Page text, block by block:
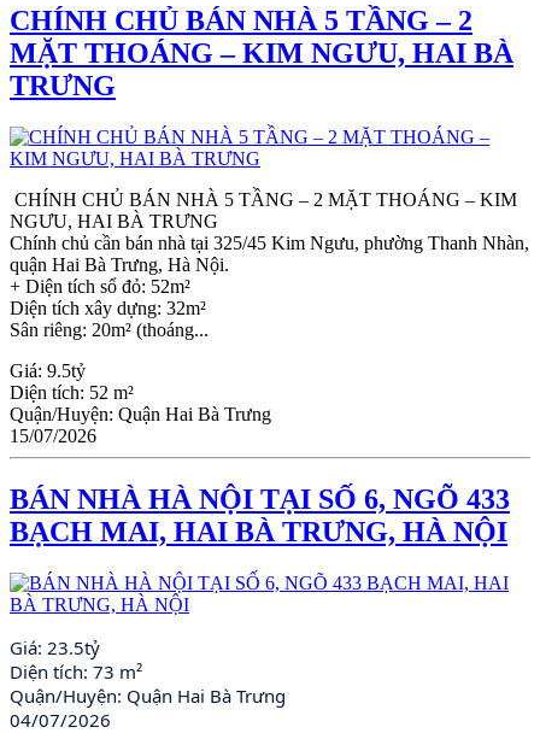
CHÍNH CHỦ BÁN NHÀ 5 TẦNG – 2
MẶT THOÁNG – KIM NGƯU, HAI BÀ
TRƯNG
CHÍNH CHỦ BÁN NHÀ 5 TẦNG – 2 MẶT THOÁNG – KIM
NGƯU, HAI BÀ TRƯNG
Chính chủ cần bán nhà tại 325/45 Kim Ngưu, phường Thanh Nhàn,
quận Hai Bà Trưng, Hà Nội.
+ Diện tích sổ đỏ: 52m²
Diện tích xây dựng: 32m²
Sân riêng: 20m² (thoáng...
Giá: 9.5tỷ
Diện tích: 52 m²
Quận/Huyện: Quận Hai Bà Trưng
15/07/2026
BÁN NHÀ HÀ NỘI TẠI SỐ 6, NGÕ 433
BẠCH MAI, HAI BÀ TRƯNG, HÀ NỘI
Giá: 23.5tỷ
Diện tích: 73 m²
Quận/Huyện: Quận Hai Bà Trưng
04/07/2026